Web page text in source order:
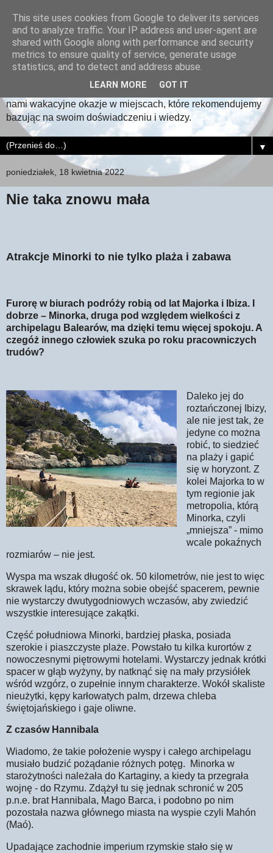
Destynacje na wakacje
Proponujemy odwiedziny w interesujących, pięknych,
destynacje na wakacje! Wypoczywaj i zwiedzaj, znajdź z
nami wakacyjne okazje w miejscach, które rekomendujemy
bazując na swoim doświadczeniu i wiedzy.
▼
poniedziałek, 18 kwietnia 2022
Nie taka znowu mała
Atrakcje Minorki to nie tylko plaża i zabawa
Furorę w biurach podróży robią od lat Majorka i Ibiza. I
dobrze – Minorka, druga pod względem wielkości z
archipelagu Balearów, ma dzięki temu więcej spokoju. A
czegóż innego człowiek szuka po roku pracowniczych
trudów?
Daleko jej do
roztańczonej Ibizy,
ale nie jest tak, że
jedyne co można
robić, to siedzieć
na plaży i gapić
się w horyzont. Z
kolei Majorka to w
tym regionie jak
metropolia, którą
Minorka, czyli
„mniejsza” - mimo
wcale pokaźnych
rozmiarów – nie jest.
Wyspa ma wszak długość ok. 50 kilometrów, nie jest to więc
skrawek lądu, który można sobie obejść spacerem, pewnie
nie wystarczy dwutygodniowych wczasów, aby zwiedzić
wszystkie interesujące zakątki.
Część południowa Minorki, bardziej płaska, posiada
szerokie i piaszczyste plaże. Powstało tu kilka kurortów z
nowoczesnymi piętrowymi hotelami. Wystarczy jednak krótki
spacer w głąb wyżyny, by natknąć się na mały przysiółek
wśród wzgórz, o zupełnie innym charakterze. Wokół skaliste
nieużytki, kępy karłowatych palm, drzewa chleba
świętojańskiego i gaje oliwne.
Z czasów Hannibala
Wiadomo, że takie położenie wyspy i całego archipelagu
musiało budzić pożądanie różnych potęg. Minorka w
starożytności należała do Kartaginy, a kiedy ta przegrała
wojnę - do Rzymu. Zdążył tu się jednak schronić w 205
p.n.e. brat Hannibala, Mago Barca, i podobno po nim
pozostała nazwa głównego miasta na wyspie czyli Mahón
(Maó).
Upadające zachodnie imperium rzymskie stało się w
This site uses cookies from Google to deliver its services
and to analyze traffic. Your IP address and user-agent are
shared with Google along with performance and security
metrics to ensure quality of service, generate usage
statistics, and to detect and address abuse.
LEARN MORE GOT IT